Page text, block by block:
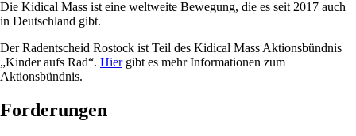
Die Kidical Mass ist eine weltweite Bewegung, die es seit 2017 auch
in Deutschland gibt.
Der Radentscheid Rostock ist Teil des Kidical Mass Aktionsbündnis
„Kinder aufs Rad“. Hiergibt es mehr Informationen zum
Aktionsbündnis.
Forderungen